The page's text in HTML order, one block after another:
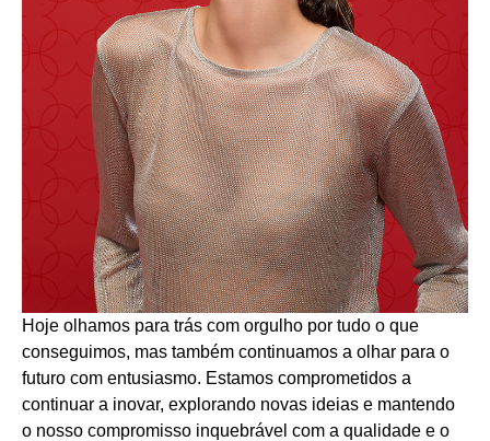
Hoje olhamos para trás com orgulho por tudo o que
conseguimos, mas também continuamos a olhar para o
futuro com entusiasmo. Estamos comprometidos a
continuar a inovar, explorando novas ideias e mantendo
o nosso compromisso inquebrável com a qualidade e o